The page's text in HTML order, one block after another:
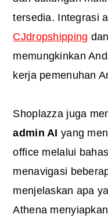
tersedia. Integrasi
CJdropshipping
memungkinkan
kerja pemenuhan
Shoplazza juga
admin AI yang
office melalui
menavigasi
menjelaskan apa
Athena